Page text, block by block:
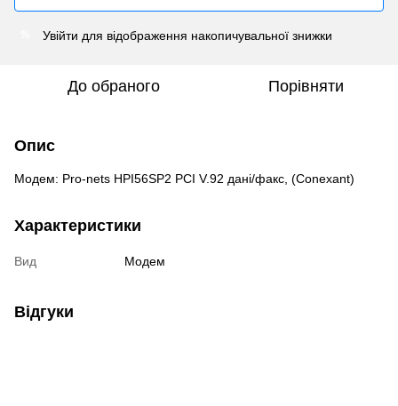
Увійти для відображення накопичувальної знижки
До обраного Порівняти
Опис
Модем: Pro-nets HPI56SP2 PCI V.92 дані/факс, (Conexant)
Характеристики
Вид Модем
Відгуки